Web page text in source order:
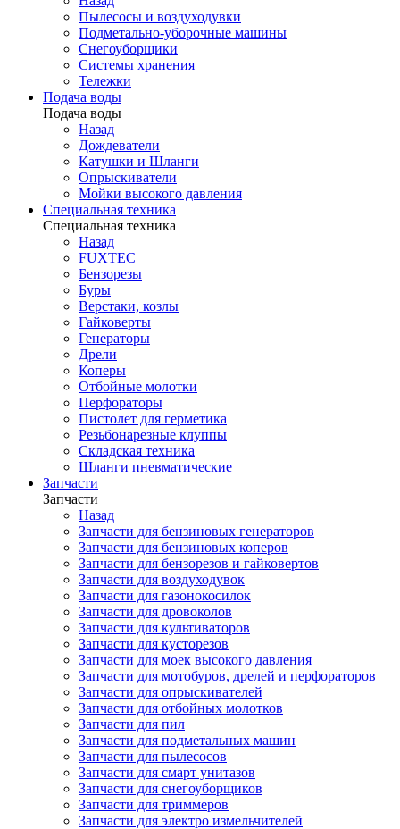
Пылесосы и воздуходувки
Подметально-уборочные машины
Снегоуборщики
Системы хранения
Тележки
Подача воды
Подача воды
Назад
Дождеватели
Катушки и Шланги
Опрыскиватели
Мойки высокого давления
Специальная техника
Специальная техника
Назад
FUXTEC
Бензорезы
Буры
Верстаки, козлы
Гайковерты
Генераторы
Дрели
Коперы
Отбойные молотки
Перфораторы
Пистолет для герметика
Резьбонарезные клуппы
Складская техника
Шланги пневматические
Запчасти
Запчасти
Назад
Запчасти для бензиновых генераторов
Запчасти для бензиновых коперов
Запчасти для бензорезов и гайковертов
Запчасти для воздуходувок
Запчасти для газонокосилок
Запчасти для дровоколов
Запчасти для культиваторов
Запчасти для кусторезов
Запчасти для моек высокого давления
Запчасти для мотобуров, дрелей и перфораторов
Запчасти для опрыскивателей
Запчасти для отбойных молотков
Запчасти для пил
Запчасти для подметальных машин
Запчасти для пылесосов
Запчасти для смарт унитазов
Запчасти для снегоуборщиков
Запчасти для триммеров
Запчасти для электро измельчителей